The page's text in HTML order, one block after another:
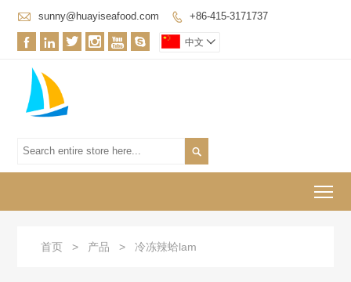
 sunny@huayiseafood.com  +86-415-3171737
      中文 

首页 > 产品 > 冷冻辣蛤lam